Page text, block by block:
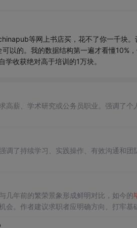
等网上书店买，花不了你一千块。
以的。我的数据结构第一遍才看懂10%，
收获绝对高于培训的1万块。
高薪、学术研究或公务员职业。强调了个
调了持续学习、实践操作、有效沟通和团
几年前的繁荣景象形成鲜明对比，如今的
会。作者建议求职者应明确方向、打牢基